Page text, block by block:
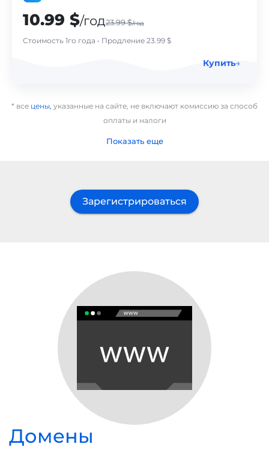
10.99 $/год23.99 $/год
Стоимость 1го года • Продление 23.99 $
Купить→
* все цены, указанные на сайте, не включают комиссию за способ
оплаты и налоги
Показать еще
Зарегистрироваться
Домены